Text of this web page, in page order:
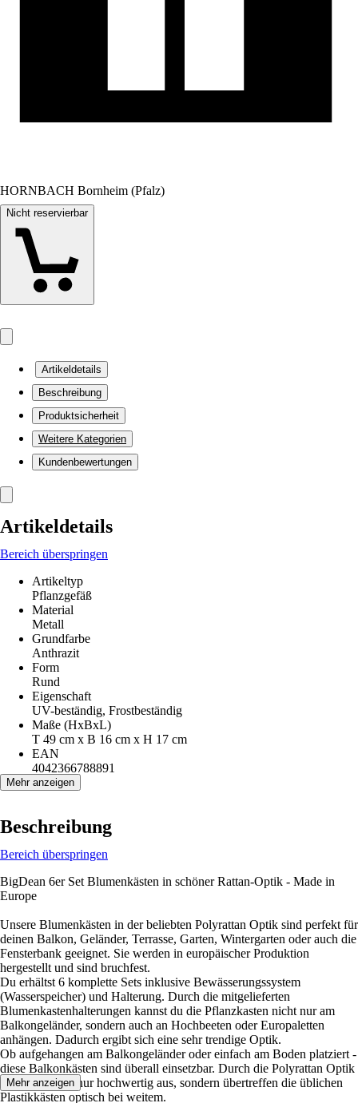
HORNBACH Bornheim (Pfalz)
Nicht reservierbar
Artikeldetails
Beschreibung
Produktsicherheit
Weitere Kategorien
Kundenbewertungen
Artikeldetails
Bereich überspringen
Artikeltyp
Pflanzgefäß
Material
Metall
Grundfarbe
Anthrazit
Form
Rund
Eigenschaft
UV-beständig, Frostbeständig
Maße (HxBxL)
T 49 cm x B 16 cm x H 17 cm
EAN
4042366788891
Mehr anzeigen
Beschreibung
Bereich überspringen
BigDean 6er Set Blumenkästen in schöner Rattan-Optik - Made in
Europe
Unsere Blumenkästen in der beliebten Polyrattan Optik sind perfekt für
deinen Balkon, Geländer, Terrasse, Garten, Wintergarten oder auch die
Fensterbank geeignet. Sie werden in europäischer Produktion
hergestellt und sind bruchfest.
Du erhältst 6 komplette Sets inklusive Bewässerungssystem
(Wasserspeicher) und Halterung. Durch die mitgelieferten
Blumenkastenhalterungen kannst du die Pflanzkasten nicht nur am
Balkongeländer, sondern auch an Hochbeeten oder Europaletten
anhängen. Dadurch ergibt sich eine sehr trendige Optik.
Ob aufgehangen am Balkongeländer oder einfach am Boden platziert -
diese Balkonkästen sind überall einsetzbar. Durch die Polyrattan Optik
sehen sie nicht nur hochwertig aus, sondern übertreffen die üblichen
Plastikkästen optisch bei weitem.
Mehr anzeigen